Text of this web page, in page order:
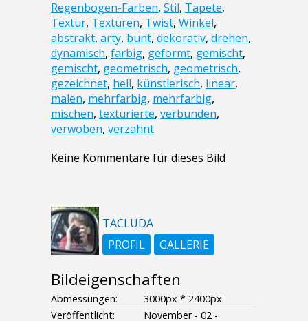
Regenbogen-Farben, Stil, Tapete,
Textur, Texturen, Twist, Winkel,
abstrakt, arty, bunt, dekorativ, drehen,
dynamisch, farbig, geformt, gemischt,
gemischt, geometrisch, geometrisch,
gezeichnet, hell, künstlerisch, linear,
malen, mehrfarbig, mehrfarbig,
mischen, texturierte, verbunden,
verwoben, verzahnt
Keine Kommentare für dieses Bild
TACLUDA
PROFIL
GALLERIE
Bildeigenschaften
Abmessungen:
3000px * 2400px
Veröffentlicht:
November - 02 -